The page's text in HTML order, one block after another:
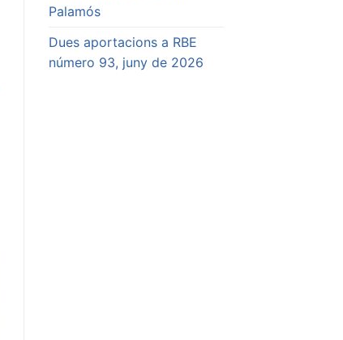
Palamós
Dues aportacions a RBE
número 93, juny de 2026